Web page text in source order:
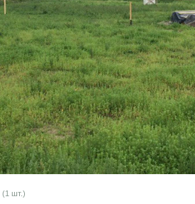
(1 шт.)